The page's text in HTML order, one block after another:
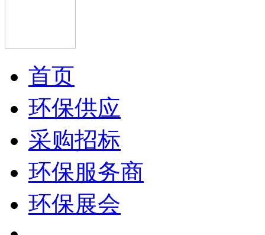
首页
环保供应
采购招标
环保服务商
环保展会